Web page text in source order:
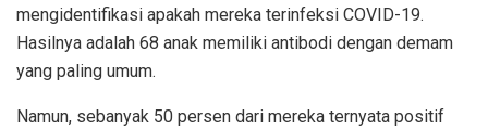
mengidentifikasi apakah mereka terinfeksi COVID-19.
Hasilnya adalah 68 anak memiliki antibodi dengan demam
yang paling umum.
Namun, sebanyak 50 persen dari mereka ternyata positif